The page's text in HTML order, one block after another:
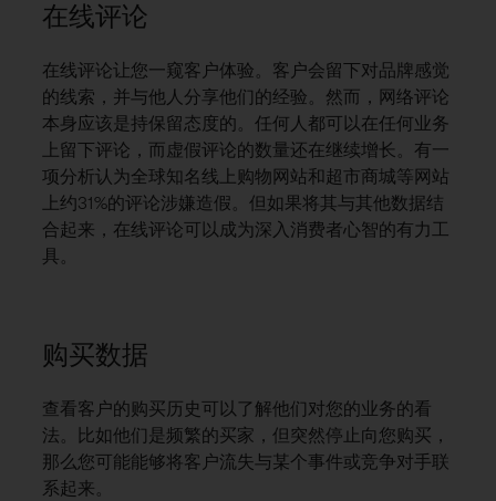
在线评论
在线评论让您一窥客户体验。客户会留下对品牌感觉
的线索，并与他人分享他们的经验。然而，网络评论
本身应该是持保留态度的。任何人都可以在任何业务
上留下评论，而虚假评论的数量还在继续增长。有一
项分析认为全球知名线上购物网站和超市商城等网站
上约31%的评论涉嫌造假。但如果将其与其他数据结
合起来，在线评论可以成为深入消费者心智的有力工
具。
购买数据
查看客户的购买历史可以了解他们对您的业务的看
法。比如他们是频繁的买家，但突然停止向您购买，
那么您可能能够将客户流失与某个事件或竞争对手联
系起来。